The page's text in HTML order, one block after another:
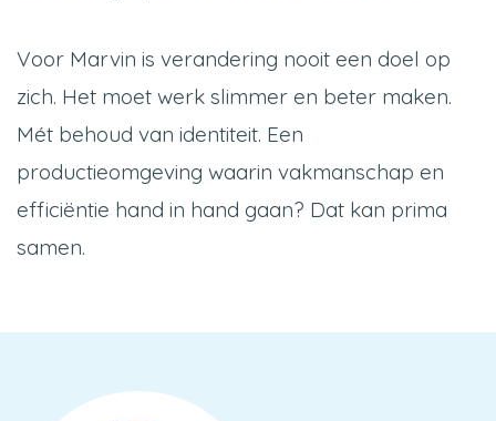
Voor Marvin is verandering nooit een doel op
zich. Het moet werk slimmer en beter maken.
Mét behoud van identiteit. Een
productieomgeving waarin vakmanschap en
efficiëntie hand in hand gaan? Dat kan prima
samen.